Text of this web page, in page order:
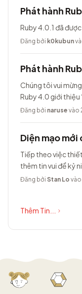
Phát hành
Ruby 4.0.1 đã được
Đăng bởi k0kubun
Phát hành
Chúng tôi vui
Ruby 4.0 giới thiệu
tiến khác.
Đăng bởi naruse vào
Diện mạo mới
Tiếp theo việc
thêm tin vui để kỷ
lang.org có diện
Đăng bởi Stan Lo
Thêm Tin...